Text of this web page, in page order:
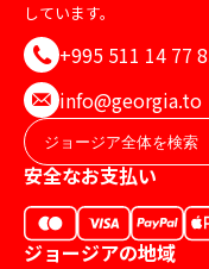
しています。
+995 511 14 77
info@georgia.to
安全なお支払い
ジョージアの地域